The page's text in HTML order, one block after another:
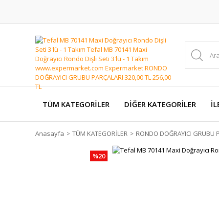
TÜM KATEGORİLER DİĞER KATEGORİLER
Anasayfa TÜM KATEGORİLER RONDO DOĞRAYICI GRUBU
%20